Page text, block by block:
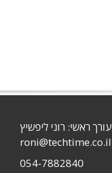
עורך ראשי: רוני ליפשיץ
roni@techtime.co.il
054-7882840